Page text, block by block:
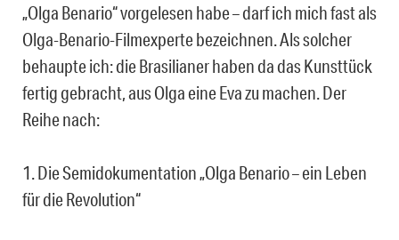
„Olga Benario“ vorgelesen habe – darf ich mich fast als
Olga-Benario-Filmexperte bezeichnen. Als solcher
behaupte ich: die Brasilianer haben da das Kunsttück
fertig gebracht, aus Olga eine Eva zu machen. Der
Reihe nach:
1. Die Semidokumentation „Olga Benario – ein Leben
für die Revolution“